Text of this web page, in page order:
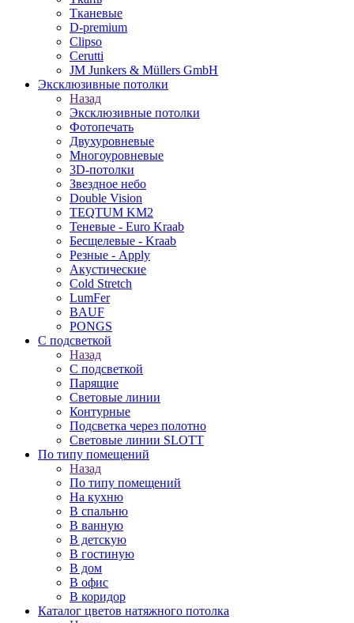
Тканевые
D-premium
Clipso
Cerutti
JM Junkers & Müllers GmbH
Эксклюзивные потолки
Назад
Эксклюзивные потолки
Фотопечать
Двухуровневые
Многоуровневые
3D-потолки
Звездное небо
Double Vision
TEQTUM KM2
Теневые - Euro Kraab
Бесщелевые - Kraab
Резные - Apply
Акустические
Cold Stretch
LumFer
BAUF
PONGS
С подсветкой
Назад
С подсветкой
Парящие
Световые линии
Контурные
Подсветка через полотно
Световые линии SLOTT
По типу помещений
Назад
По типу помещений
На кухню
В спальню
В ванную
В детскую
В гостиную
В дом
В офис
В коридор
Каталог цветов натяжного потолка